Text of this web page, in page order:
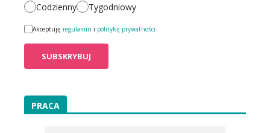
Codzienny Tygodniowy
Akceptuję regulamin i politykę prywatności
PRACA